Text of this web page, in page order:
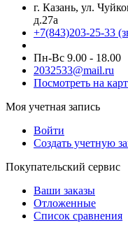
г. Казань, ул.
д.27а
+7(843)203-25-33
Пн-Вс 9.00 - 18.00
2032533@mail.ru
Посмотреть на
Моя учетная запись
Войти
Создать учетную
Покупательский сервис
Ваши заказы
Отложенные
Список сравнения